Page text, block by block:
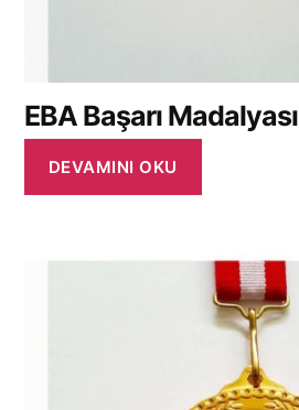
EBA Başarı Madalyası
DEVAMINI OKU